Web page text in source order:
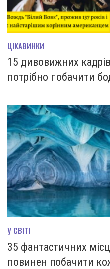
ЦІКАВИНКИ
15 дивовижних
потрібно побачити
У СВІТІ
35 фантастичних
повинен побачити